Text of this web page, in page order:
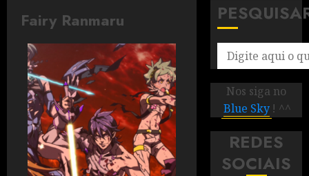
Fairy Ranmaru
Nos siga no
Blue Sky ! ^^
REDES
SOCIAIS